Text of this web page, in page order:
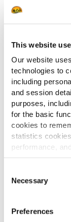
This website
Our website
technologies to
including
and session
purposes,
for the basic
cookies to
statistics
performance,
personalized
By clicking
all cookies. If
you can do so
'Allow selection.'
Selection
Necessary
Preferences